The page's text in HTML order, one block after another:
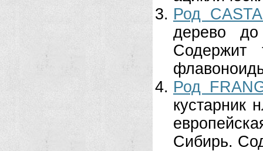
Род
дерево
Содержит
Род
кустарник
Сибирь.